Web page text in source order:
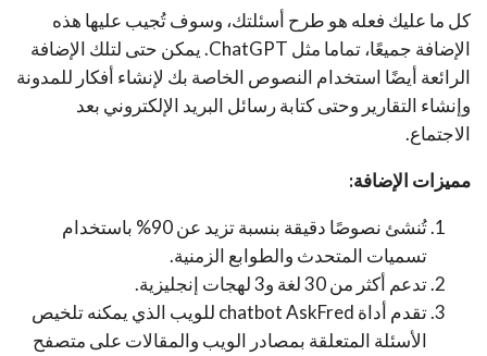
كل ما عليك فعله هو طرح أسئلتك، وسوف تُجيب عليها هذه
الإضافة جميعًا، تماما مثل ChatGPT. يمكن حتى لتلك الإضافة
الرائعة أيضًا استخدام النصوص الخاصة بك لإنشاء أفكار للمدونة
وإنشاء التقارير وحتى كتابة رسائل البريد الإلكتروني بعد
الاجتماع.
مميزات الإضافة:
تُنشئ نصوصًا دقيقة بنسبة تزيد عن 90% باستخدام
تسميات المتحدث والطوابع الزمنية.
تدعم أكثر من 30 لغة و3 لهجات إنجليزية.
تقدم أداة chatbot AskFred للويب الذي يمكنه تلخيص
الأسئلة المتعلقة بمصادر الويب والمقالات على متصفح